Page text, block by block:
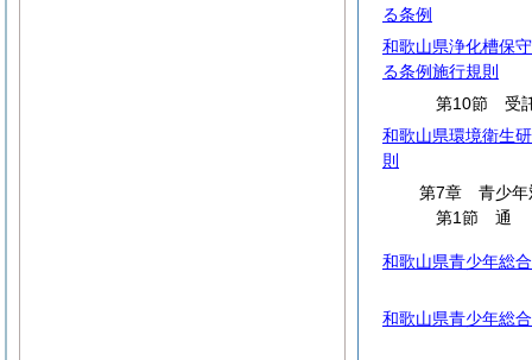
る条例
和歌山県浄化槽保
る条例施行規則
第10節 受
和歌山県環境衛生
則
第7章 青少年
第1節 通
和歌山県青少年総
和歌山県青少年総